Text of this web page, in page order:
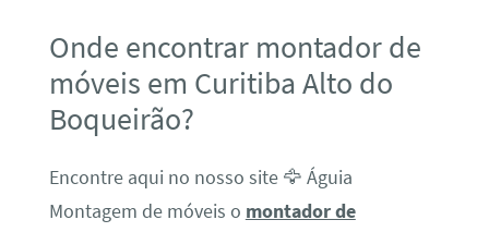
Onde encontrar montador de
móveis em Curitiba Alto do
Boqueirão?
Encontre aqui no nosso site 🦅 Águia
Montagem de móveis o montador de